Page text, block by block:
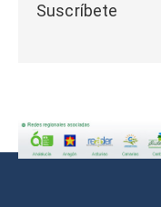
Suscríbete